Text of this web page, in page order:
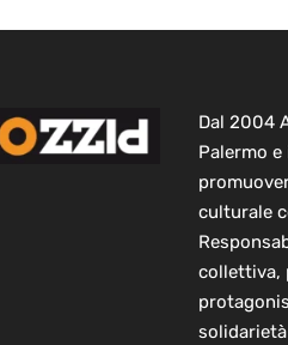
Dal 2004
Palermo
culturale
collettiva,